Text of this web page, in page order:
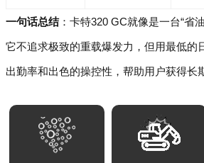
一句话总结：卡特320 GC就像是一台“省
它不追求极致的重载爆发力，但用最低的
出勤率和出色的操控性，帮助用户获得长